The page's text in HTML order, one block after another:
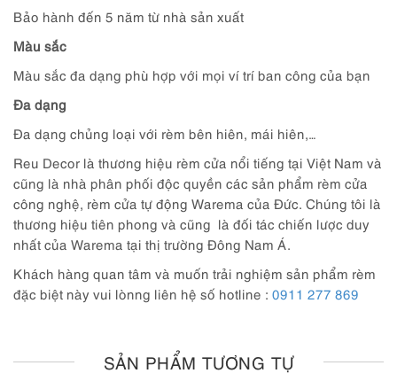
Bảo hành đến 5 năm từ nhà sản xuất
Màu sắc
Màu sắc đa dạng phù hợp với mọi ví trí ban công của bạn
Đa dạng
Đa dạng chủng loại với rèm bên hiên, mái hiên,…
Reu Decor là thương hiệu rèm cửa nổi tiếng tại Việt Nam và
cũng là nhà phân phối độc quyền các sản phẩm rèm cửa
công nghệ, rèm cửa tự động Warema của Đức. Chúng tôi là
thương hiệu tiên phong và cũng là đối tác chiến lược duy
nhất của Warema tại thị trường Đông Nam Á.
Khách hàng quan tâm và muốn trải nghiệm sản phẩm rèm
đặc biệt này vui lònng liên hệ số hotline : 0911 277 869
SẢN PHẨM TƯƠNG TỰ